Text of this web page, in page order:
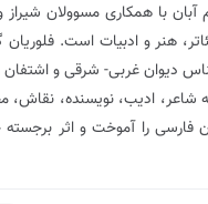
با همکاری مسوولان
هنر و ادبیات است.
غربی‌- شرقی و اشتفان
شاعر، ادیب، نویسنده،
فارسی را آموخت و اثر